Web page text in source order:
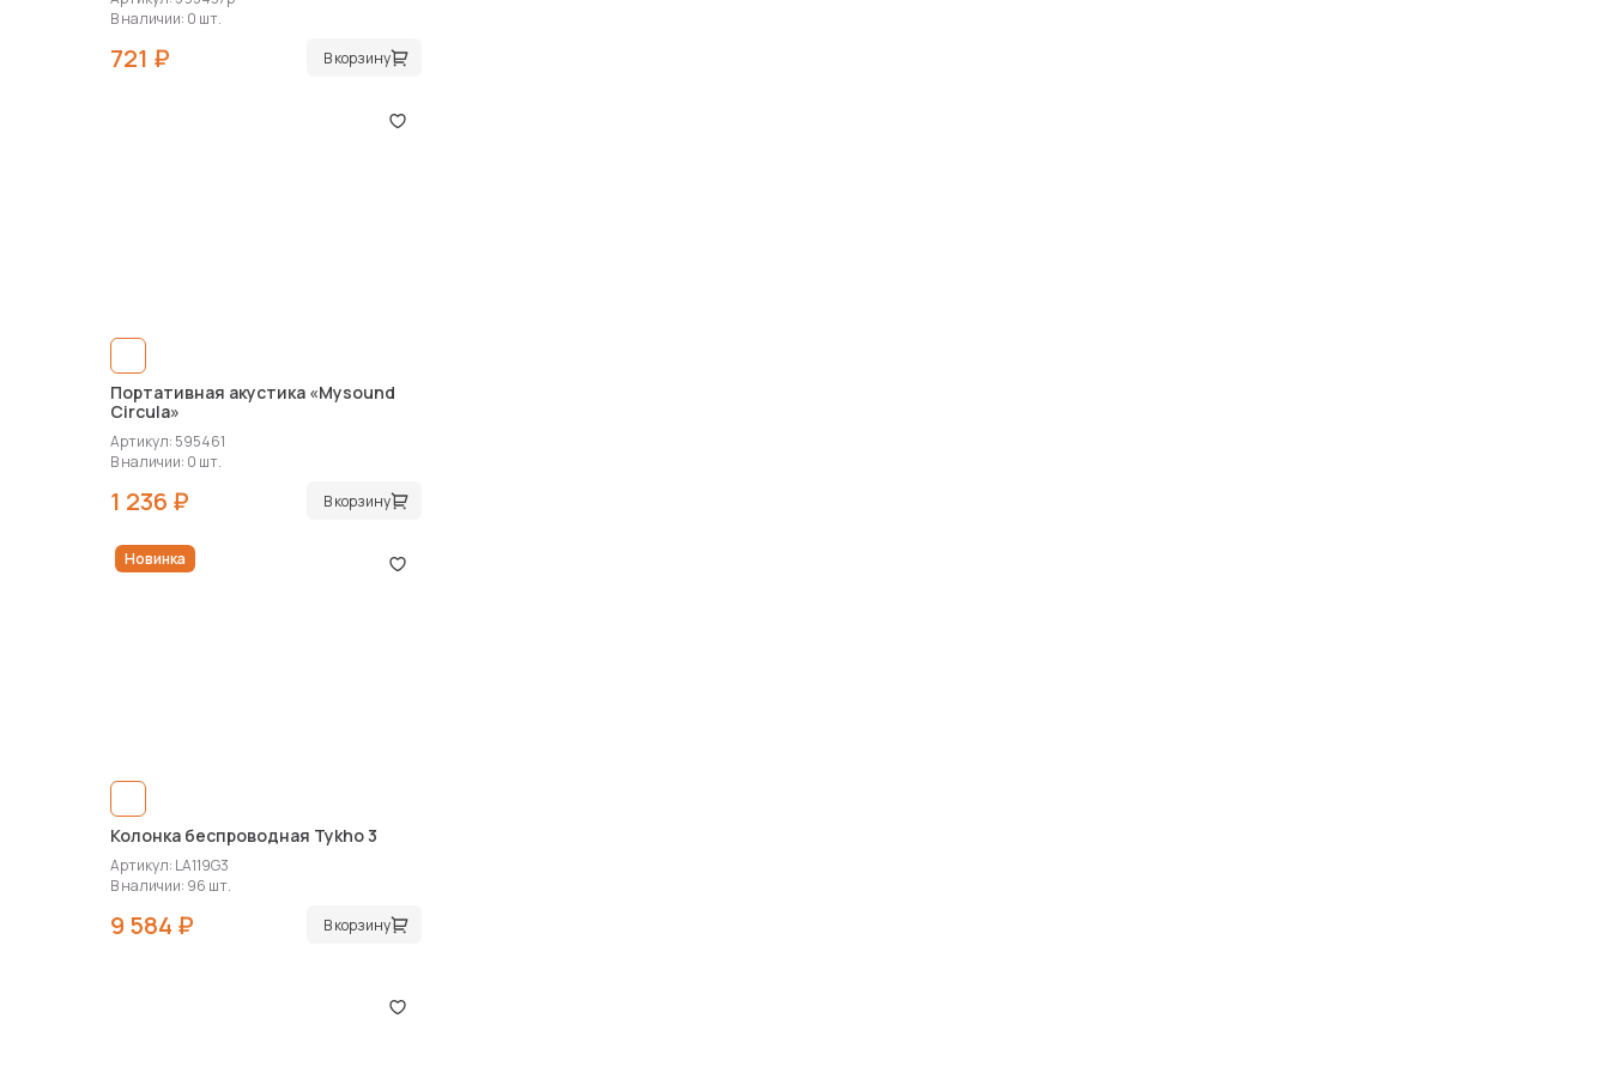
В наличии: 0 шт.
721 ₽ В корзину
Портативная акустика «Mysound
Circula»
Артикул: 595461
В наличии: 0 шт.
1 236 ₽ В корзину
Новинка
Колонка беспроводная Tykho 3
Артикул: LA119G3
В наличии: 96 шт.
9 584 ₽ В корзину